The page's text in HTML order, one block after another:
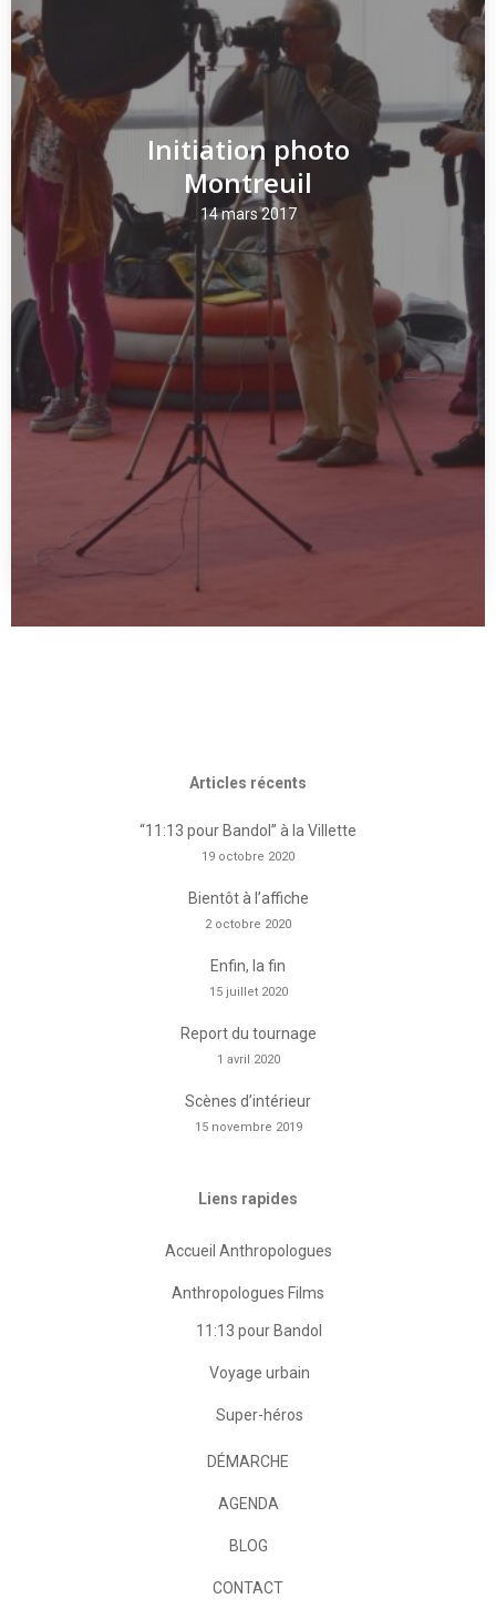
Initiation photo
Montreuil
14 mars 2017
Articles récents
“11:13 pour Bandol” à la Villette
19 octobre 2020
Bientôt à l’affiche
2 octobre 2020
Enfin, la fin
15 juillet 2020
Report du tournage
1 avril 2020
Scènes d’intérieur
15 novembre 2019
Liens rapides
Accueil Anthropologues
Anthropologues Films
11:13 pour Bandol
Voyage urbain
Super-héros
DÉMARCHE
AGENDA
BLOG
CONTACT